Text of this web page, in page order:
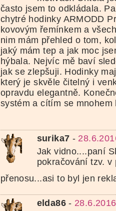
často jsem to odkládala.
chytré hodinky ARMODD
kovovým řemínkem a
nim mám přehled o tom,
jaký mám tep a jak moc
hýbala. Nejvíc mě baví
jak se zlepšuji. Hodinky
který je skvěle čitelný i
opravdu elegantně.
systém a cítím se mnohem
surika7 -
Jak vidno....paní
pokračování tzv. v
přenosu...asi to byl jen
elda86-